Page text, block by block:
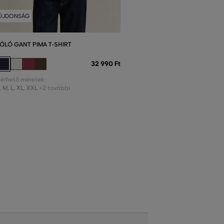
GANT PIMA T-SHIRT
32 990 Ft
méretek:
, M, L, XL, XXL +2 további